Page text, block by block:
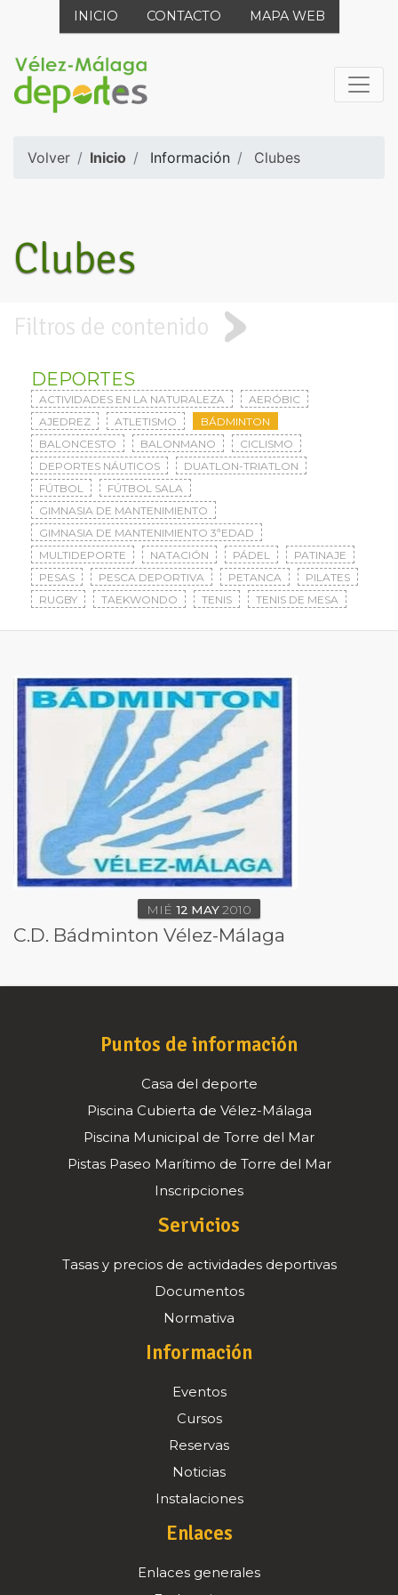
INICIO CONTACTO MAPA WEB
Volver Inicio Información Clubes
Clubes
Filtros de contenido
DEPORTES
ACTIVIDADES EN LA NATURALEZA
AERÓBIC
AJEDREZ
ATLETISMO
BÁDMINTON
BALONCESTO
BALONMANO
CICLISMO
DEPORTES NÁUTICOS
DUATLON-TRIATLON
FÚTBOL
FÚTBOL SALA
GIMNASIA DE MANTENIMIENTO
GIMNASIA DE MANTENIMIENTO 3ªEDAD
MULTIDEPORTE
NATACIÓN PÁDEL
PATINAJE
PESAS
PESCA DEPORTIVA PETANCA
PILATES
RUGBY
TAEKWONDO TENIS TENIS DE MESA
MIÉ 12 MAY2010
C.D. Bádminton Vélez-Málaga
Puntos de información
Casa del deporte
Piscina Cubierta de Vélez-Málaga
Piscina Municipal de Torre del Mar
Pistas Paseo Marítimo de Torre del Mar
Inscripciones
Servicios
Tasas y precios de actividades deportivas
Documentos
Normativa
Información
Eventos
Cursos
Reservas
Noticias
Instalaciones
Enlaces
Enlaces generales